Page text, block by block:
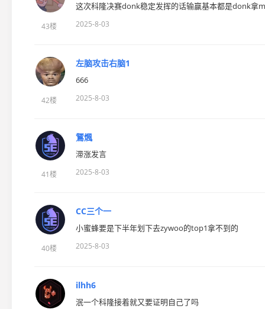
43楼
这次科隆决赛donk稳定发挥的话输赢基本都是donk拿
2025-8-03
42楼
左脑攻击右脑1
666
2025-8-03
41楼
鵟煈
滞涨发言
2025-8-03
40楼
CC三个一
小蜜蜂要是下半年划下去zywoo的top1拿不到的
2025-8-03
ilhh6
泯一个科隆接着就又要证明自己了吗